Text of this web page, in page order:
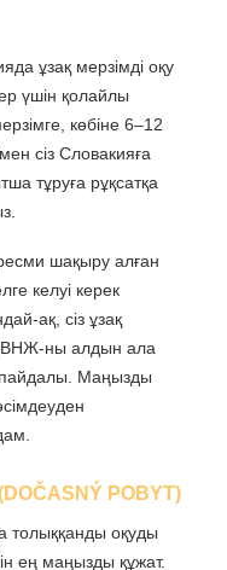
ұзақ мерзімді оқу
үшін қолайлы
көбіне 6–12
сіз Словакияға
тұруға рұқсатқа
шақыру алған
келуі керек
ақ, сіз ұзақ
ВНЖ-ны алдын ала
пайдалы. Маңызды
POBYT)
толыққанды оқуды
ең маңызды құжат.